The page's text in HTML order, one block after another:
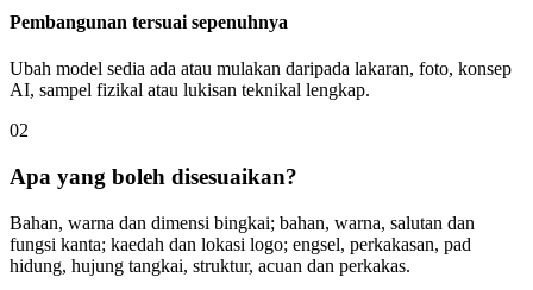
Pembangunan tersuai sepenuhnya
Ubah model sedia ada atau mulakan daripada lakaran, foto, konsep
AI, sampel fizikal atau lukisan teknikal lengkap.
02
Apa yang boleh disesuaikan?
Bahan, warna dan dimensi bingkai; bahan, warna, salutan dan
fungsi kanta; kaedah dan lokasi logo; engsel, perkakasan, pad
hidung, hujung tangkai, struktur, acuan dan perkakas.